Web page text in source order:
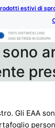
estivi di
Gli EAA